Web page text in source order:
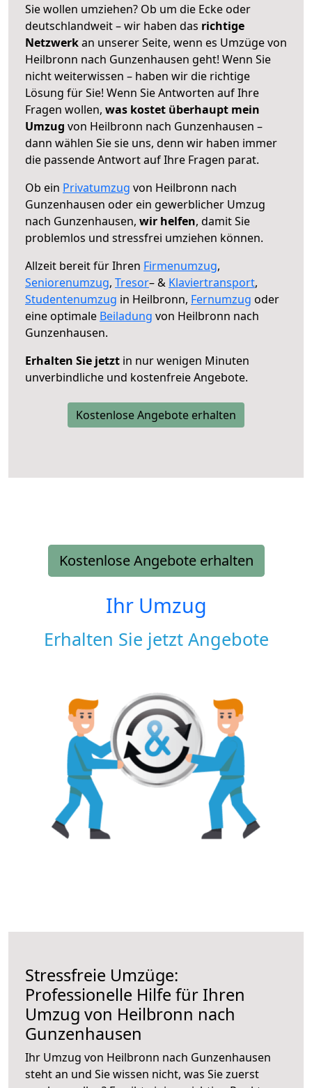
Sie wollen umziehen? Ob um die Ecke oder
deutschlandweit – wir haben das richtige
Netzwerkan unserer Seite, wenn es Umzüge von
Heilbronn nach Gunzenhausen geht! Wenn Sie
nicht weiterwissen – haben wir die richtige
Lösung für Sie! Wenn Sie Antworten auf Ihre
Fragen wollen, was kostet überhaupt mein
Umzug von Heilbronn nach Gunzenhausen –
dann wählen Sie sie uns, denn wir haben immer
die passende Antwort auf Ihre Fragen parat.
Ob ein Privatumzug von Heilbronn nach
Gunzenhausen oder ein gewerblicher Umzug
nach Gunzenhausen, wir helfen, damit Sie
problemlos und stressfrei umziehen können.
Allzeit bereit für Ihren Firmenumzug,
Seniorenumzug, Tresor– & Klaviertransport,
Studentenumzug in Heilbronn, Fernumzug oder
eine optimale Beiladung von Heilbronn nach
Gunzenhausen.
Erhalten Sie jetzt in nur wenigen Minuten
unverbindliche und kostenfreie Angebote.
Kostenlose Angebote erhalten
Kostenlose Angebote erhalten
Ihr Umzug
Erhalten Sie jetzt Angebote
Stressfreie Umzüge:
Professionelle Hilfe für Ihren
Umzug von Heilbronn nach
Gunzenhausen
Ihr Umzug von Heilbronn nach Gunzenhausen
steht an und Sie wissen nicht, was Sie zuerst